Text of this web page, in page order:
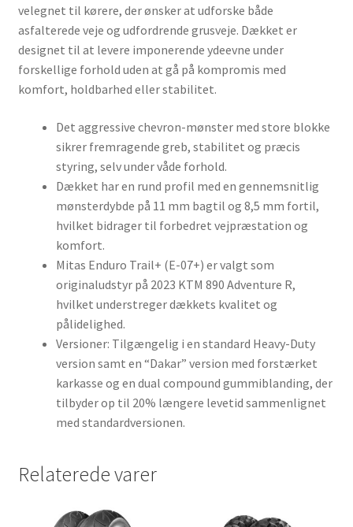
velegnet til kørere, der ønsker at udforske både
asfalterede veje og udfordrende grusveje. Dækket er
designet til at levere imponerende ydeevne under
forskellige forhold uden at gå på kompromis med
komfort, holdbarhed eller stabilitet.
Det aggressive chevron-mønster med store blokke
sikrer fremragende greb, stabilitet og præcis
styring, selv under våde forhold.
Dækket har en rund profil med en gennemsnitlig
mønsterdybde på 11 mm bagtil og 8,5 mm fortil,
hvilket bidrager til forbedret vejpræstation og
komfort.
Mitas Enduro Trail+ (E-07+) er valgt som
originaludstyr på 2023 KTM 890 Adventure R,
hvilket understreger dækkets kvalitet og
pålidelighed.
Versioner: Tilgængelig i en standard Heavy-Duty
version samt en “Dakar” version med forstærket
karkasse og en dual compound gummiblanding, der
tilbyder op til 20% længere levetid sammenlignet
med standardversionen.
Relaterede varer